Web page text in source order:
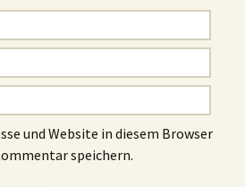
und Website in diesem Browser
speichern.